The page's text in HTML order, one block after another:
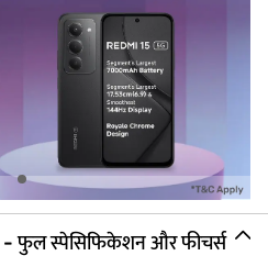
फुल स्पेसिफिकेशन और फीचर्स